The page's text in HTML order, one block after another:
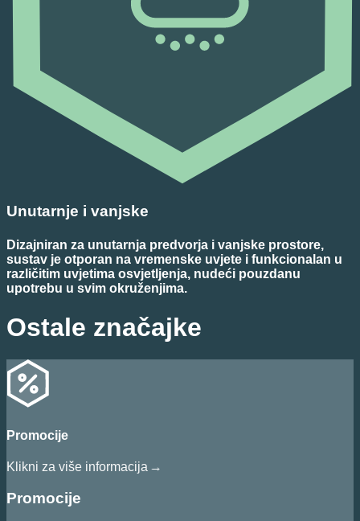
Unutarnje i vanjske
Dizajniran za unutarnja predvorja i vanjske prostore,
sustav je otporan na vremenske uvjete i funkcionalan u
različitim uvjetima osvjetljenja, nudeći pouzdanu
upotrebu u svim okruženjima.
Ostale značajke
Promocije
Klikni za više informacija →
Promocije